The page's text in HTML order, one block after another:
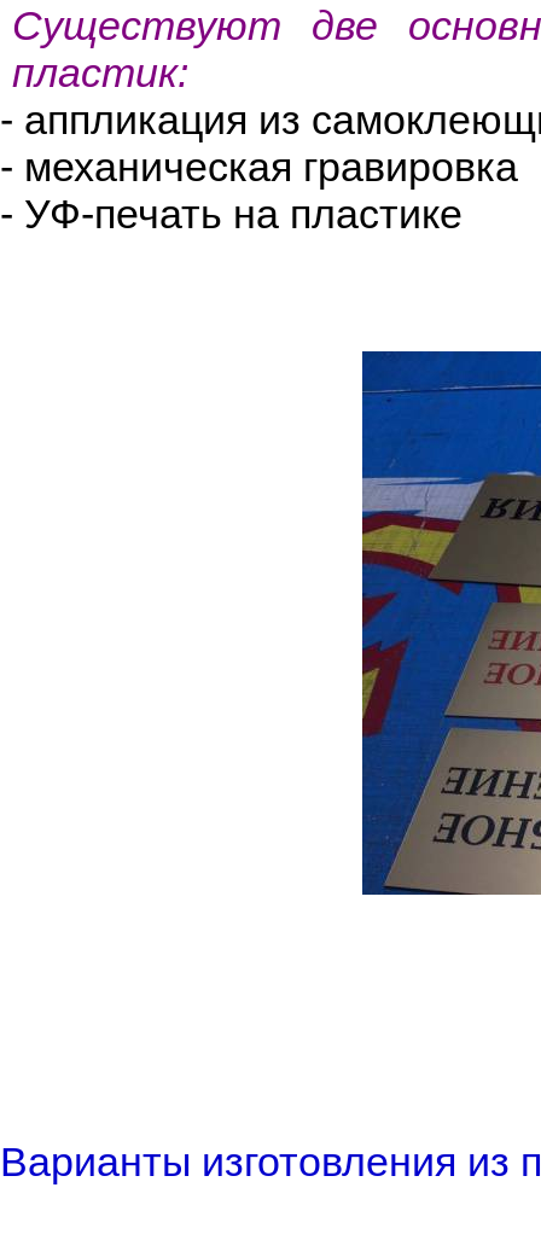
Существуют две
пластик:
- аппликация из
- механическая гравировка
- УФ-печать на пластике
Варианты изготовления из